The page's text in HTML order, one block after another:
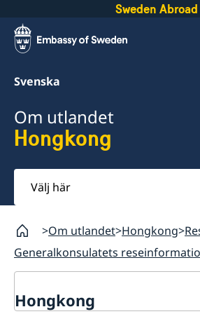
Sweden Abroad
Svenska
Om utlandet
Hongkong
Välj
här
Om utlandet Hongkong
Generalkonsulatets
Hongkong